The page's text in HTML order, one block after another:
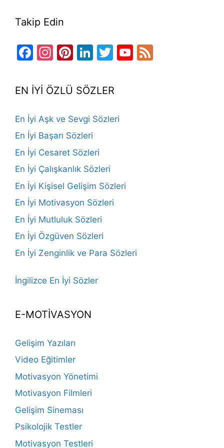
Takip Edin
Facebook
Instagram
Pinterest
LinkedIn
TwitterYouTube
EN İYİ ÖZLÜ SÖZLER
En İyi Aşk ve Sevgi Sözleri
En İyi Başarı Sözleri
En İyi Cesaret Sözleri
En İyi Çalışkanlık Sözleri
En İyi Kişisel Gelişim Sözleri
En İyi Motivasyon Sözleri
En İyi Mutluluk Sözleri
En İyi Özgüven Sözleri
En İyi Zenginlik ve Para Sözleri
İngilizce En İyi Sözler
E-MOTİVASYON
Gelişim Yazıları
Video Eğitimler
Motivasyon Yönetimi
Motivasyon Filmleri
Gelişim Sineması
Psikolojik Testler
Motivasyon Testleri